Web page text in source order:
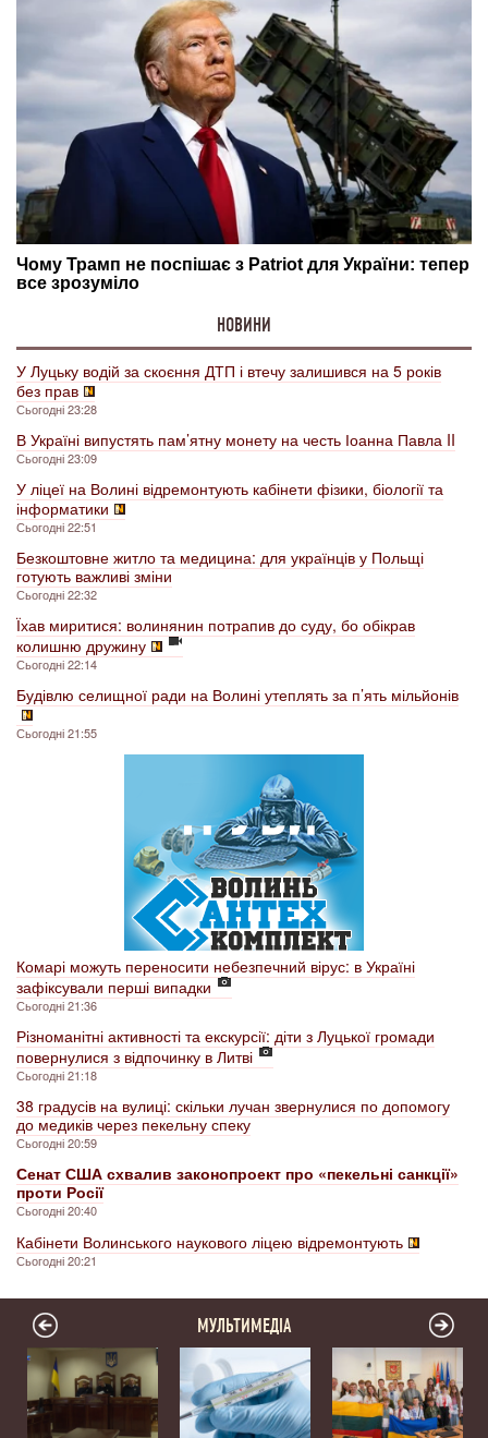
НОВИНИ
У Луцьку водій за скоєння ДТП і втечу залишився на 5 років
без прав
Сьогодні 23:28
В Україні випустять пам’ятну монету на честь Іоанна Павла II
Сьогодні 23:09
У ліцеї на Волині відремонтують кабінети фізики, біології та
інформатики
Сьогодні 22:51
Безкоштовне житло та медицина: для українців у Польщі
готують важливі зміни
Сьогодні 22:32
Їхав миритися: волинянин потрапив до суду, бо обікрав
колишню дружину
Сьогодні 22:14
Будівлю селищної ради на Волині утеплять за п’ять мільйонів
Сьогодні 21:55
Комарі можуть переносити небезпечний вірус: в Україні
зафіксували перші випадки
Сьогодні 21:36
Різноманітні активності та екскурсії: діти з Луцької громади
повернулися з відпочинку в Литві
Сьогодні 21:18
38 градусів на вулиці: скільки лучан звернулися по допомогу
до медиків через пекельну спеку
Сьогодні 20:59
Сенат США схвалив законопроект про «пекельні санкції»
проти Росії
Сьогодні 20:40
Кабінети Волинського наукового ліцею відремонтують
Сьогодні 20:21
МУЛЬТИМЕДІА